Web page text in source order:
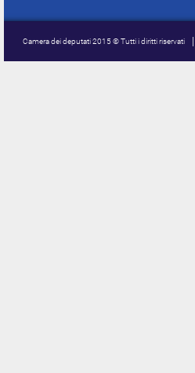
Camera dei deputati 2015 © Tutti i diritti riservati